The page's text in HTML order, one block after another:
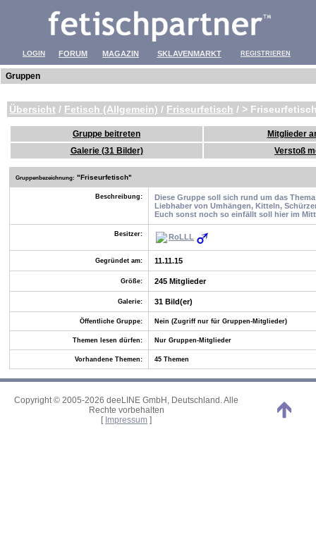
LOGIN FORUM MAGAZIN SKLAVENMARKT REGISTRIEREN
Gruppen
Übersicht / Fetisch (Allgemein) / Friseurfetisch / >
Gruppe beitreten
Mitglieder
Galerie (31 Bilder)
Verstoß
Gruppenbezeichnung: "Friseurfetisch"
Beschreibung:
Diese Gruppe soll sich rund um das
Liebhaber von Umhängen, Kitteln,
Euch sonst noch so einfällt soll hier im
Besitzer: RoLLL
Gegründet am: 11.11.15
Größe: 245 Mitglieder
Galerie: 31 Bild(er)
Öffentliche Gruppe: Nein (Zugriff nur für Gruppen-Mitglieder)
Themen lesen dürfen: Nur Gruppen-Mitglieder
Vorhandene Themen: 45 Themen
Copyright © 2005-2026 deeLINE GmbH, Deutschland. Alle
Rechte vorbehalten
[ Impressum ]